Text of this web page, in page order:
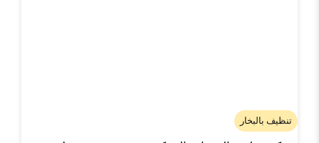
تنظيف بالبخار